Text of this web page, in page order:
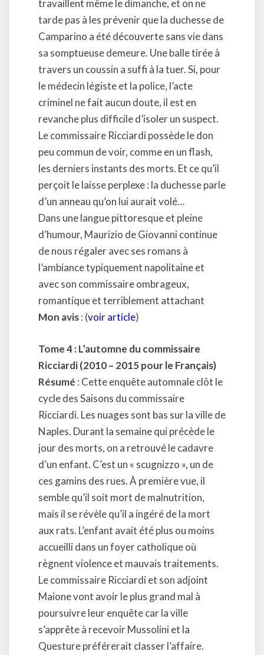
travaillent même le dimanche, et on ne
tarde pas à les prévenir que la duchesse de
Camparino a été découverte sans vie dans
sa somptueuse demeure. Une balle tirée à
travers un coussin a suffi à la tuer. Si, pour
le médecin légiste et la police, l’acte
criminel ne fait aucun doute, il est en
revanche plus difficile d’isoler un suspect.
Le commissaire Ricciardi possède le don
peu commun de voir, comme en un flash,
les derniers instants des morts. Et ce qu’il
perçoit le laisse perplexe : la duchesse parle
d’un anneau qu’on lui aurait volé…
Dans une langue pittoresque et pleine
d’humour, Maurizio de Giovanni continue
de nous régaler avec ses romans à
l’ambiance typiquement napolitaine et
avec son commissaire ombrageux,
romantique et terriblement attachant
Mon avis: (voir article)
Tome 4 : L’automne du commissaire
Ricciardi (2010 – 2015 pour le Français)
Résumé : Cette enquête automnale clôt le
cycle des Saisons du commissaire
Ricciardi. Les nuages sont bas sur la ville de
Naples. Durant la semaine qui précède le
jour des morts, on a retrouvé le cadavre
d’un enfant. C’est un « scugnizzo », un de
ces gamins des rues. À première vue, il
semble qu’il soit mort de malnutrition,
mais il se révèle qu’il a ingéré de la mort
aux rats. L’enfant avait été plus ou moins
accueilli dans un foyer catholique où
règnent violence et mauvais traitements.
Le commissaire Ricciardi et son adjoint
Maione vont avoir le plus grand mal à
poursuivre leur enquête car la ville
s’apprête à recevoir Mussolini et la
Questure préférerait classer l’affaire.